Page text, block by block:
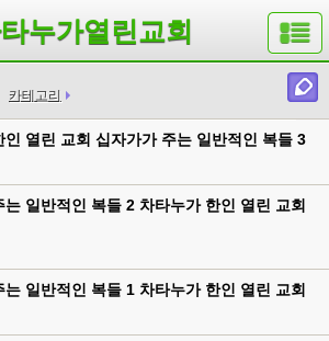
누가열린교회
카테고리
인 열린 교회 십자가가 주는 일반적인 복들 3
는 일반적인 복들 2 차타누가 한인 열린 교회
는 일반적인 복들 1 차타누가 한인 열린 교회